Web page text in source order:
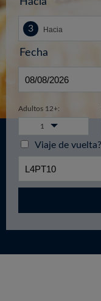
Fecha
Adultos 12+:
1
Viaje de vuelta?